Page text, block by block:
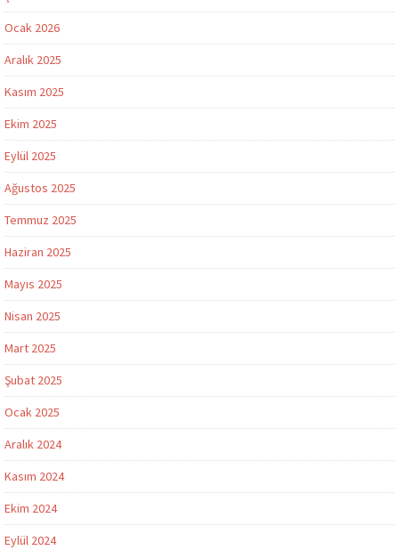
Ocak 2026
Aralık 2025
Kasım 2025
Ekim 2025
Eylül 2025
Ağustos 2025
Temmuz 2025
Haziran 2025
Mayıs 2025
Nisan 2025
Mart 2025
Şubat 2025
Ocak 2025
Aralık 2024
Kasım 2024
Ekim 2024
Eylül 2024